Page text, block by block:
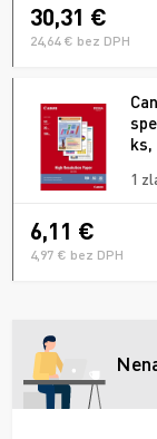
30,31 €
24,64 € bez DPH
ks,
1
6,11 €
4,97 € bez DPH